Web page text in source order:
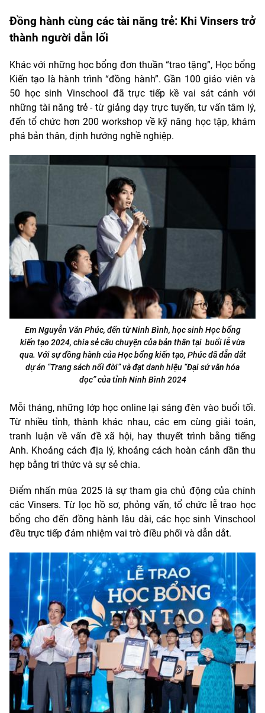
Đồng hành cùng các tài năng trẻ: Khi Vinsers trở
thành người dẫn lối
Khác với những học bổng đơn thuần “trao tặng”, Học bổng
Kiến tạo là hành trình “đồng hành”. Gần 100 giáo viên và
50 học sinh Vinschool đã trực tiếp kề vai sát cánh với
những tài năng trẻ - từ giảng dạy trực tuyến, tư vấn tâm lý,
đến tổ chức hơn 200 workshop về kỹ năng học tập, khám
phá bản thân, định hướng nghề nghiệp.
Em Nguyễn Văn Phúc, đến từ Ninh Bình, học sinh Học bổng
kiến tạo 2024, chia sẻ câu chuyện của bản thân tại buổi lễ vừa
qua. Với sự đồng hành của Học bổng kiến tạo, Phúc đã dẫn dắt
dự án “Trang sách nối đời” và đạt danh hiệu “Đại sứ văn hóa
đọc” của tỉnh Ninh Bình 2024
Mỗi tháng, những lớp học online lại sáng đèn vào buổi tối.
Từ nhiều tỉnh, thành khác nhau, các em cùng giải toán,
tranh luận về vấn đề xã hội, hay thuyết trình bằng tiếng
Anh. Khoảng cách địa lý, khoảng cách hoàn cảnh dần thu
hẹp bằng tri thức và sự sẻ chia.
Điểm nhấn mùa 2025 là sự tham gia chủ động của chính
các Vinsers. Từ lọc hồ sơ, phỏng vấn, tổ chức lễ trao học
bổng cho đến đồng hành lâu dài, các học sinh Vinschool
đều trực tiếp đảm nhiệm vai trò điều phối và dẫn dắt.